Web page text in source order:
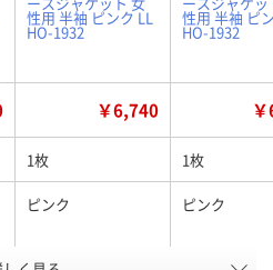
性用 半袖 ピンク LL
HO-1932
性用 半袖 ピ
HO-1932
￥6,740
1枚 1枚
ピンク ピンク